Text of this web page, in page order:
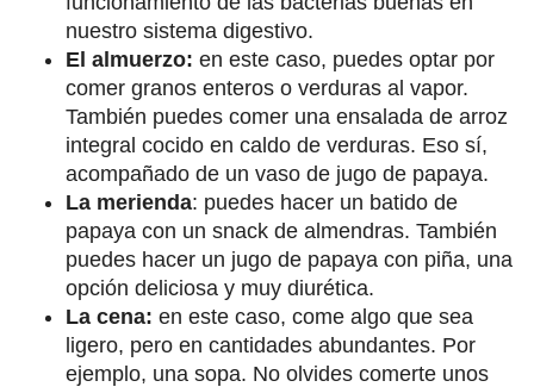
nuestro sistema digestivo.
El almuerzo: en este caso, puedes optar por
comer granos enteros o verduras al vapor.
También puedes comer una ensalada de arroz
integral cocido en caldo de verduras. Eso sí,
acompañado de un vaso de jugo de papaya.
La merienda: puedes hacer un batido de
papaya con un snack de almendras. También
puedes hacer un jugo de papaya con piña, una
opción deliciosa y muy diurética.
La cena: en este caso, come algo que sea
ligero, pero en cantidades abundantes. Por
ejemplo, una sopa. No olvides comerte unos